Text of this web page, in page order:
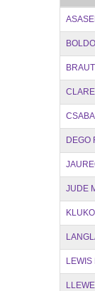
DEGO
JUDE
LEWIS